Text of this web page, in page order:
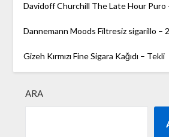
Davidoff Churchill The Late Hour Puro
Dannemann Moods Filtresiz sigarillo –
Gizeh Kırmızı Fine Sigara Kağıdı – Tekli
ARA